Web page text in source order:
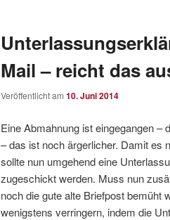
Mail – reicht das
Veröffentlicht am 10. Juni 2014
Eine Abmahnung ist eingegangen –
– das ist noch ärgerlicher. Damit es
sollte nun umgehend eine
zugeschickt werden. Muss nun
noch die gute alte Briefpost bemüht
wenigstens verringern, indem die